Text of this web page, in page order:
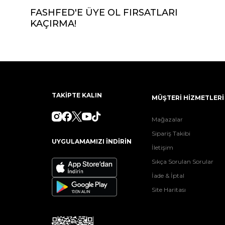
FASHFED'E ÜYE OL FIRSATLARI
KAÇIRMA!
TAKİPTE KALIN
UYGULAMAMIZI İNDİRİN
MÜŞTERİ HİZMETLERİ
Mağazalar
Sipariş Takibi
İletişim
Sıkça Sorulan Sorular
İade & İptal
Site Haritası